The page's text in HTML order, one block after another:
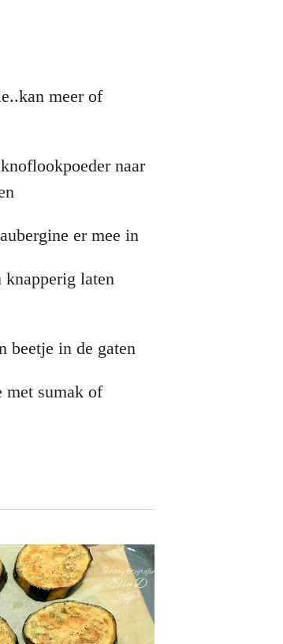
meer of
naar
er mee in
laten
beetje in de gaten
met sumak of